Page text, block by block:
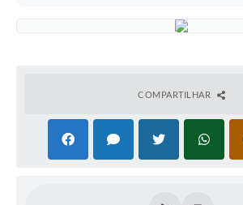
Ouvidoria
COMPARTILHAR